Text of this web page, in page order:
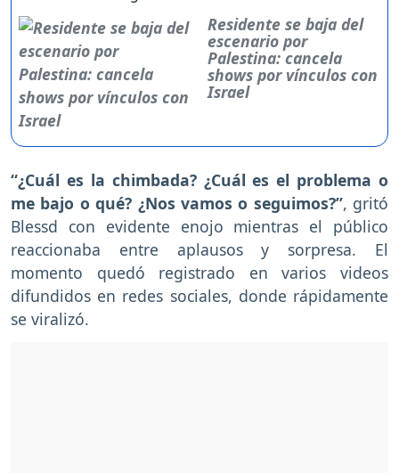
Residente se baja del
escenario por
Palestina: cancela
shows por vínculos con
Israel
“¿Cuál es la chimbada? ¿Cuál es el problema o
me bajo o qué? ¿Nos vamos o seguimos?”, gritó
Blessd con evidente enojo mientras el público
reaccionaba entre aplausos y sorpresa. El
momento quedó registrado en varios videos
difundidos en redes sociales, donde rápidamente
se viralizó.